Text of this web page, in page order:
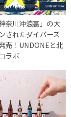
奈川沖浪裏」の大
されたダイバーズ
売！UNDONEと北
ラボ